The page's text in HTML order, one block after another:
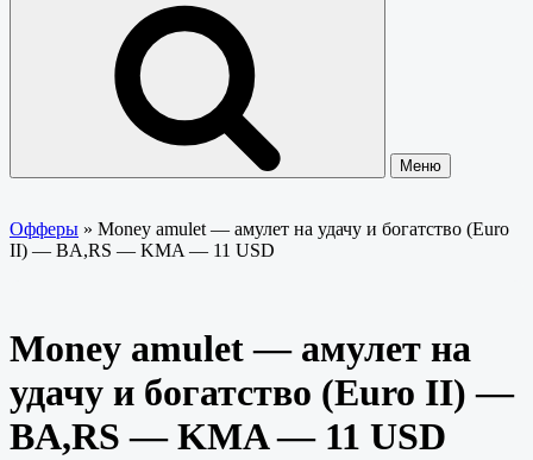
Меню
Офферы » Money amulet — амулет на удачу и богатство (Euro
II) — BA,RS — KMA — 11 USD
Money amulet — амулет на
удачу и богатство (Euro II) —
BA,RS — KMA — 11 USD